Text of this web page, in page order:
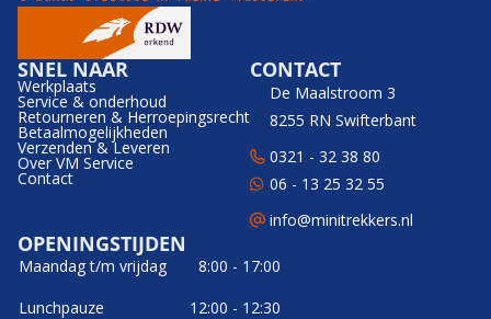
SNEL NAAR
Werkplaats
Service & onderhoud
Retourneren & Herroepingsrecht
Betaalmogelijkheden
Verzenden & Leveren
Over VM Service
Contact
CONTACT
De Maalstroom 3
8255 RN Swifterbant
0321 - 32 38 80
06 - 13 25 32 55
info@minitrekkers.nl
OPENINGSTIJDEN
Maandag t/m vrijdag
8:00 - 17:00
Lunchpauze
12:00 - 12:30